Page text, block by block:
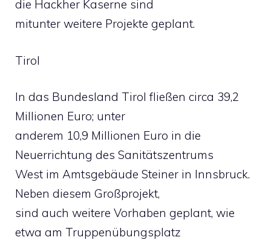
die Hackher Kaserne sind
mitunter weitere Projekte geplant.
Tirol
In das Bundesland Tirol fließen circa 39,2
Millionen Euro; unter
anderem 10,9 Millionen Euro in die
Neuerrichtung des Sanitätszentrums
West im Amtsgebäude Steiner in Innsbruck.
Neben diesem Großprojekt,
sind auch weitere Vorhaben geplant, wie
etwa am Truppenübungsplatz